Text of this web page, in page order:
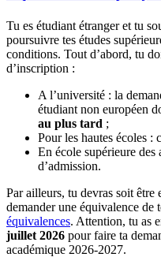
Tu es étudiant étranger et tu
poursuivre tes études
conditions. Tout d’abord, tu
d’inscription :
A l’université : la
étudiant non européen
au plus tard ;
Pour les hautes écoles :
En école supérieure des
d’admission.
Par ailleurs, tu devras soit être
demander une équivalence de
équivalences. Attention, tu as
juillet 2026 pour faire ta
académique 2026-2027.